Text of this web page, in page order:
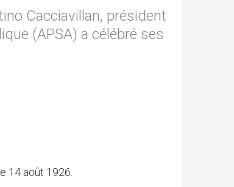
Cacciavillan, président
(APSA) a célébré ses
14 août 1926.